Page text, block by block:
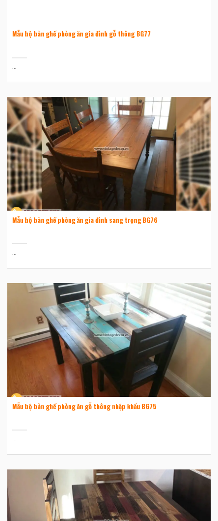
Mẫu bộ bàn ghế phòng ăn gia đình gỗ thông BG77
...
Mẫu bộ bàn ghế phòng ăn gia đình sang trọng BG76
...
Mẫu bộ bàn ghế phòng ăn gỗ thông nhập khẩu BG75